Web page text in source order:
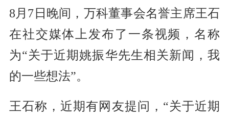
8月7日晚间，万科董事会名誉主席王石
在社交媒体上发布了一条视频，名称
为“关于近期姚振华先生相关新闻，我
的一些想法”。
王石称，近期有网友提问，“关于近期